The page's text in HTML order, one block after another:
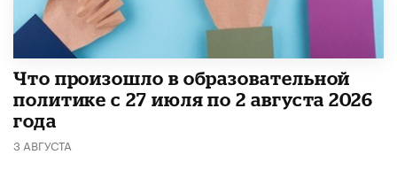
​Что произошло в образовательной
политике с 27 июля по 2 августа 2026
года
3 АВГУСТА